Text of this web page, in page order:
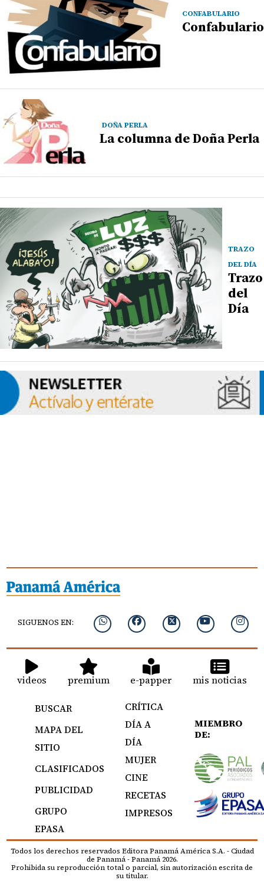
CONFABULARIO
Confabulario
DOÑA PERLA
La columna de Doña Perla
TRAZO
DEL DÍA
Trazo
del
Día
SIGUENOS EN:
videos premium e-papper mis noticias
BUSCAR
MAPA DEL
SITIO
CLASIFICADOS
PUBLICIDAD
GRUPO
EPASA
CRÍTICA
DÍA A
DÍA
MUJER
CINE
RECETAS
IMPRESOS
MIEMBRO
DE:
Todos los derechos reservados Editora Panamá América S.A. - Ciudad
de Panamá - Panamá 2026.
Prohibida su reproducción total o parcial, sin autorización escrita de
su titular.